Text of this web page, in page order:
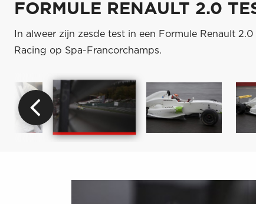
FORMULE RENAULT 2.0
In alweer zijn zesde test in een Formule Renault
Racing op Spa-Francorchamps.